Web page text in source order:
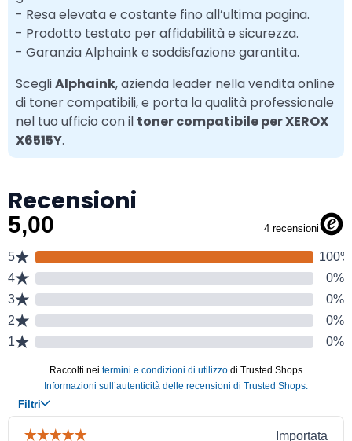
- Resa elevata e costante fino all’ultima pagina.
- Prodotto testato per affidabilità e sicurezza.
- Garanzia Alphaink e soddisfazione garantita.
ScegliAlphaink, azienda leader nella vendita online
di toner compatibili, e porta la qualità professionale
nel tuo ufficio con il toner compatibile per XEROX
X6515Y.
Recensioni